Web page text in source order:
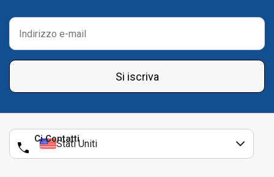
Si iscriva
Ci Contatti
Stati Uniti